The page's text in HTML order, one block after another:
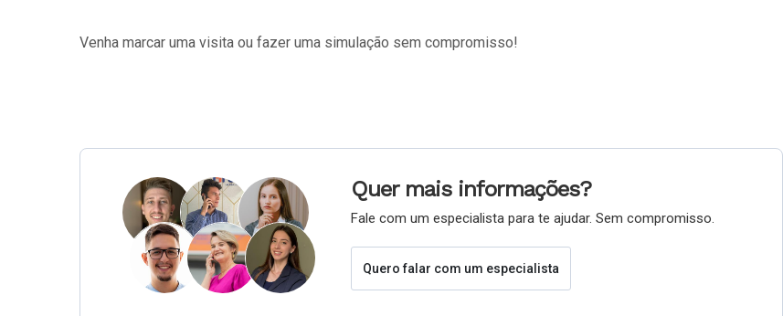
Venha marcar uma visita ou fazer uma simulação sem compromisso!
Quer mais informações?
Fale com um especialista para te ajudar. Sem compromisso.
Quero falar com um especialista